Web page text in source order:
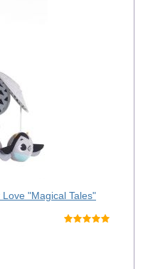
"Magical Tales"